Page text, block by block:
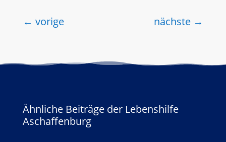
← vorige nächste →
Ähnliche Beiträge der Lebenshilfe
Aschaffenburg